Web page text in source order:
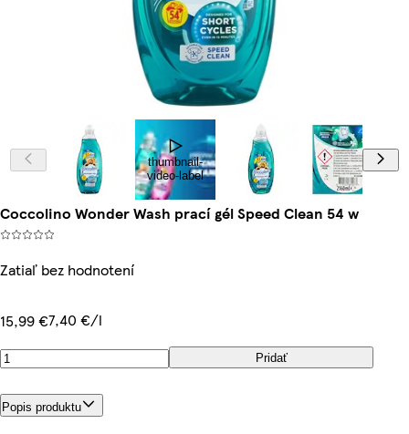
thumbnail-
video-label
Coccolino Wonder Wash prací gél Speed Clean 54 w
Zatiaľ bez hodnotení
15,99 €7,40 €/l
Pridať
Popis produktu